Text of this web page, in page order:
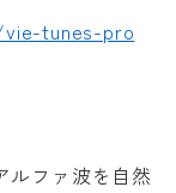
tunes-pro
ルファ波を自然